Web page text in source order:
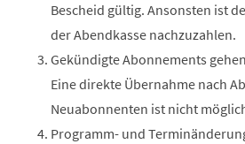
Bescheid gültig. Ansonsten ist
der Abendkasse nachzuzahlen.
Gekündigte Abonnements
Eine direkte Übernahme nach
Neuabonnenten ist nicht
Programm- und